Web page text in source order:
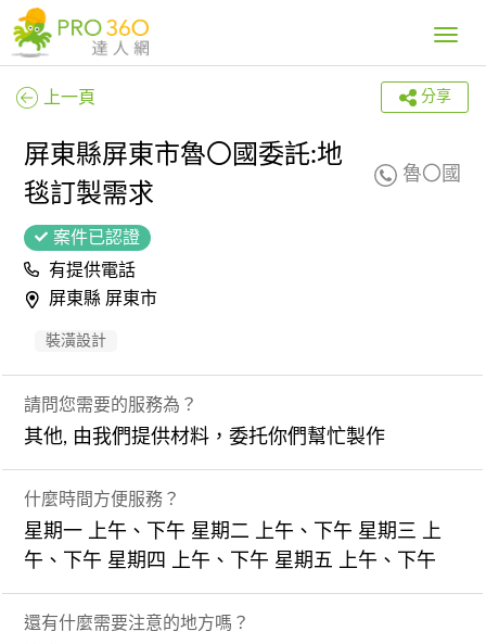
Toggle
上一頁 分享
屏東縣屏東市魯〇國委託:地
毯訂製需求
魯〇國
案件已認證
有提供電話
屏東縣 屏東市
裝潢設計
請問您需要的服務為？
其他, 由我們提供材料，委托你們幫忙製作
什麼時間方便服務？
星期一 上午、下午 星期二 上午、下午 星期三 上
午、下午 星期四 上午、下午 星期五 上午、下午
還有什麼需要注意的地方嗎？